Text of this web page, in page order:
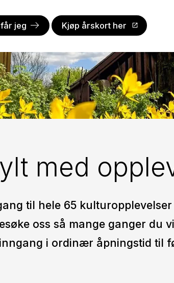
jeg Kjøp årskort her
med
til hele 65
oss så mange ganger du
i ordinær åpningstid til